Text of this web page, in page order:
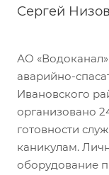
Сергей
АО
аварийно-
Ивановского
организовано
готовности
каникулам.
оборудование